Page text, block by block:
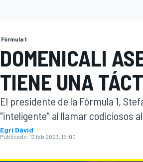
Fórmula 1
DOMENICALI
TIENE UNA
El presidente de la Fórmula 1,
"inteligente" al llamar codiciosos
Egri Dávid
Publicado: 13 feb 2023, 15:00